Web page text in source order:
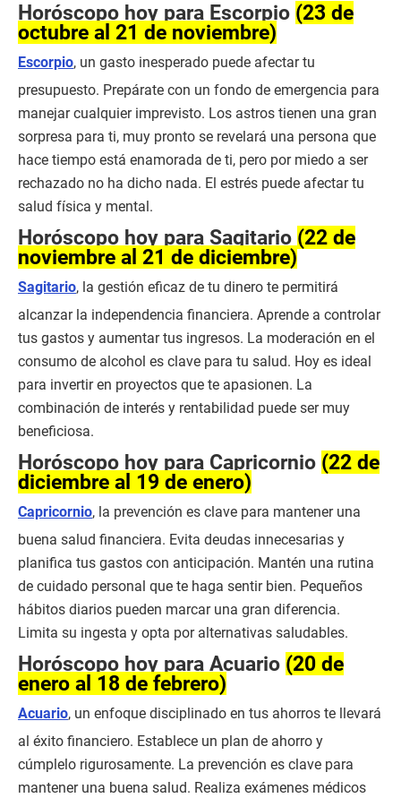
Horóscopo hoy para Escorpio (23 de
octubre al 21 de noviembre)
Escorpio, un gasto inesperado puede afectar tu
presupuesto. Prepárate con un fondo de emergencia para
manejar cualquier imprevisto. Los astros tienen una gran
sorpresa para ti, muy pronto se revelará una persona que
hace tiempo está enamorada de ti, pero por miedo a ser
rechazado no ha dicho nada. El estrés puede afectar tu
salud física y mental.
Horóscopo hoy para Sagitario (22 de
noviembre al 21 de diciembre)
Sagitario, la gestión eficaz de tu dinero te permitirá
alcanzar la independencia financiera. Aprende a controlar
tus gastos y aumentar tus ingresos. La moderación en el
consumo de alcohol es clave para tu salud. Hoy es ideal
para invertir en proyectos que te apasionen. La
combinación de interés y rentabilidad puede ser muy
beneficiosa.
Horóscopo hoy para Capricornio (22 de
diciembre al 19 de enero)
Capricornio, la prevención es clave para mantener una
buena salud financiera. Evita deudas innecesarias y
planifica tus gastos con anticipación. Mantén una rutina
de cuidado personal que te haga sentir bien. Pequeños
hábitos diarios pueden marcar una gran diferencia.
Limita su ingesta y opta por alternativas saludables.
Horóscopo hoy para Acuario (20 de
enero al 18 de febrero)
Acuario, un enfoque disciplinado en tus ahorros te llevará
al éxito financiero. Establece un plan de ahorro y
cúmplelo rigurosamente. La prevención es clave para
mantener una buena salud. Realiza exámenes médicos